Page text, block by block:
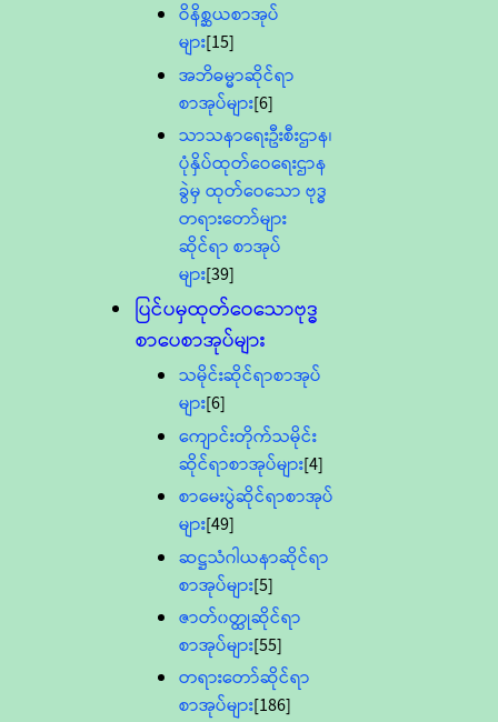
ဝိနိစ္ဆယစာအုပ်
များ[15]
အဘိဓမ္မာဆိုင်ရာ
စာအုပ်များ[6]
သာသနာရေးဦးစီးဌာန၊
ပုံနှိပ်ထုတ်ဝေရေးဌာန
ခွဲမှ ထုတ်ဝေသော ဗုဒ္ဓ
တရားတော်များ
ဆိုင်ရာ စာအုပ်
များ[39]
ပြင်ပမှထုတ်ဝေသောဗုဒ္ဓ
စာပေစာအုပ်များ
သမိုင်းဆိုင်ရာစာအုပ်
များ[6]
ကျောင်းတိုက်သမိုင်း
ဆိုင်ရာစာအုပ်များ[4]
စာမေးပွဲဆိုင်ရာစာအုပ်
များ[49]
ဆဋ္ဌသံဂါယနာဆိုင်ရာ
စာအုပ်များ[5]
ဇာတ်၀တ္ထုဆိုင်ရာ
စာအုပ်များ[55]
တရားတော်ဆိုင်ရာ
စာအုပ်များ[186]